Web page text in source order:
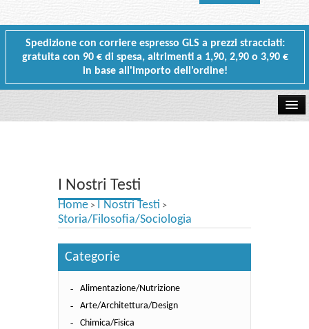
Spedizione con corriere espresso GLS a prezzi stracciati:
gratuita con 90 € di spesa, altrimenti a 1,90, 2,90 o 3,90 €
in base all'importo dell'ordine!
Testi scolastici
Carta Cultura e Carta del Merito - Carta Docente
I Nostri Testi
Home > I Nostri Testi >
Storia/Filosofia/Sociologia
Categorie
Alimentazione/Nutrizione
Arte/Architettura/Design
Chimica/Fisica